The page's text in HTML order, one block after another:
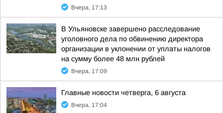
Вчера, 17:13
В Ульяновске завершено расследование
уголовного дела по обвинению директора
организации в уклонении от уплаты налогов
на сумму более 48 млн рублей
Вчера, 17:09
Главные новости четверга, 6 августа
Вчера, 17:04